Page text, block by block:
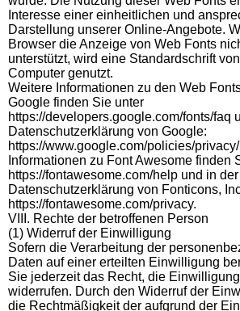
Interesse einer einheitlichen und
Darstellung unserer Online-Angebote.
Browser die Anzeige von Web Fonts
unterstützt, wird eine Standardschrift
Computer genutzt.
Weitere Informationen zu den Web
Google finden Sie unter
https://developers.google.com/fonts/faq
Datenschutzerklärung von Google:
https://www.google.com/policies/
Informationen zu Font Awesome finden
https://fontawesome.com/help und in der
Datenschutzerklärung von Fonticons,
https://fontawesome.com/privacy.
VIII. Rechte der betroffenen Person
(1) Widerruf der Einwilligung
Sofern die Verarbeitung der
Daten auf einer erteilten Einwilligung
Sie jederzeit das Recht, die
widerrufen. Durch den Widerruf der
die Rechtmäßigkeit der aufgrund der